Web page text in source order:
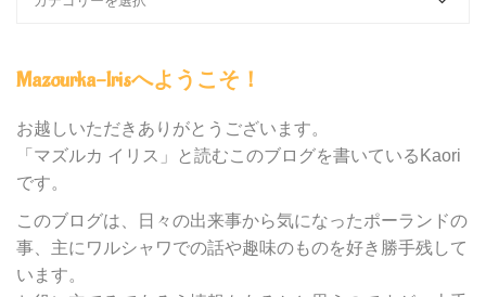
の
テ
ゴ
ー
別
検
索
Mazourka-Irisへようこそ！
お越しいただきありがとうございます。
「マズルカ イリス」と読むこのブログを書いているKaori
です。
このブログは、日々の出来事から気になったポーランドの
事、主にワルシャワでの話や趣味のものを好き勝手残して
います。